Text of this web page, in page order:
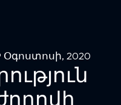
Օգոստոսի, 2020